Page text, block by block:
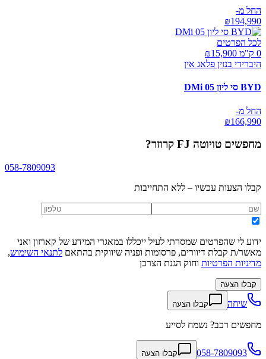
החל מ-
₪194,990
לכל הפרטים
0 ק"מ ₪
15,900
היברידי בנזין פלאג אין
BYD סי ליון 05 DMi
החל מ-
₪166,990
מחפשים טויוטה FJ קרוזר ?
058-7809093
קבלו הצעות עכשיו – ללא התחייבות
ידוע לי שהפרטים שמסרתי לעיל ייכללו במאגרי המידע של קארזון ואני
מאשר/ת קבלת דיוורים, פרסומות ופניה שיווקית בהתאם לתנאי השימוש,
מדיניות הפרטיות וחוק הגנת הצרכן
קבלו הצעה
שיחה קבלו הצעה
מחפשים רכב? נשמח לסייע
058-7809093 קבלו הצעה